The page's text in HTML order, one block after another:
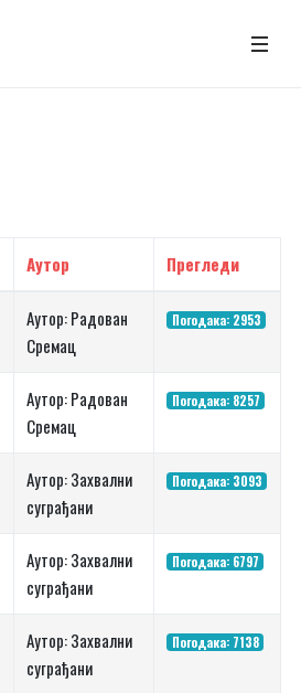
Аутор Прегледи
Аутор: Радован
Сремац
Погодака: 2953
Аутор: Радован
Сремац
Погодака: 8257
Аутор: Захвални
суграђани
Погодака: 3093
Аутор: Захвални
суграђани
Погодака: 6797
Аутор: Захвални
суграђани
Погодака: 7138